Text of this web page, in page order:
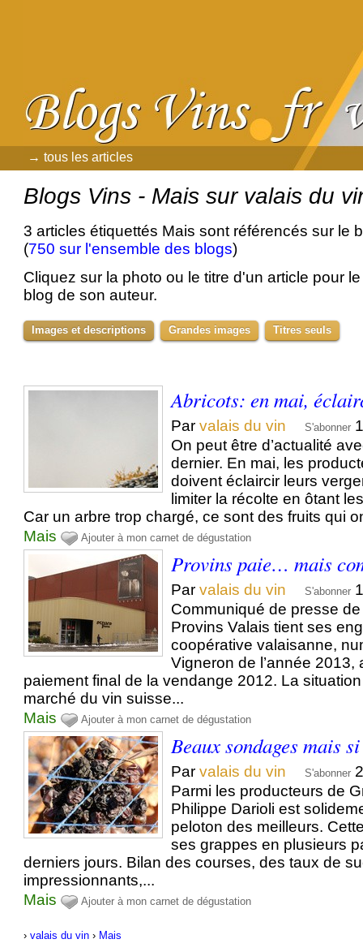
→ tous les articles
Blogs Vins - Mais sur valais du
3 articles étiquettés Mais sont référencés sur le
(750 sur l'ensemble des blogs)
Cliquez sur la photo ou le titre d'un article pour
blog de son auteur.
Images et descriptions Grandes images Titres seuls
Abricots: en mai,
Parvalais du vin S'abonner
On peut être d’actualité
dernier. En mai, les
doivent éclaircir leurs
limiter la récolte en ôtant
Car un arbre trop chargé, ce sont des fruits qui
Mais
Ajouter à mon carnet de dégustation
Provins paie… mais
Parvalais du vin S'abonner
Communiqué de presse
Provins Valais tient ses
coopérative valaisanne,
Vigneron de l’année 2013,
paiement final de la vendange 2012. La
marché du vin suisse...
Mais
Ajouter à mon carnet de dégustation
Beaux sondages mais
Parvalais du vin S'abonner
Parmi les producteurs de
Philippe Darioli est
peloton des meilleurs.
ses grappes en plusieurs
derniers jours. Bilan des courses, des taux de
impressionnants,...
Mais
Ajouter à mon carnet de dégustation
›valais du vin › Mais